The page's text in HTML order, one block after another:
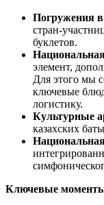
Погружения в
стран-
буклетов.
элемент,
Для этого мы
ключевые
логистику.
Культурные
казахских
Ключевые